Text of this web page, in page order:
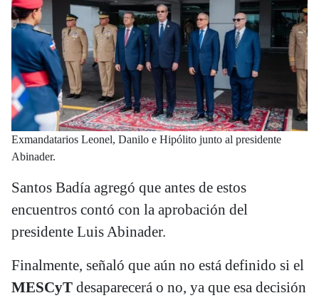
Exmandatarios Leonel, Danilo e Hipólito junto al presidente
Abinader.
Santos Badía agregó que antes de estos
encuentros contó con la aprobación del
presidente Luis Abinader.
Finalmente, señaló que aún no está definido si el
MESCyT desaparecerá o no, ya que esa decisión